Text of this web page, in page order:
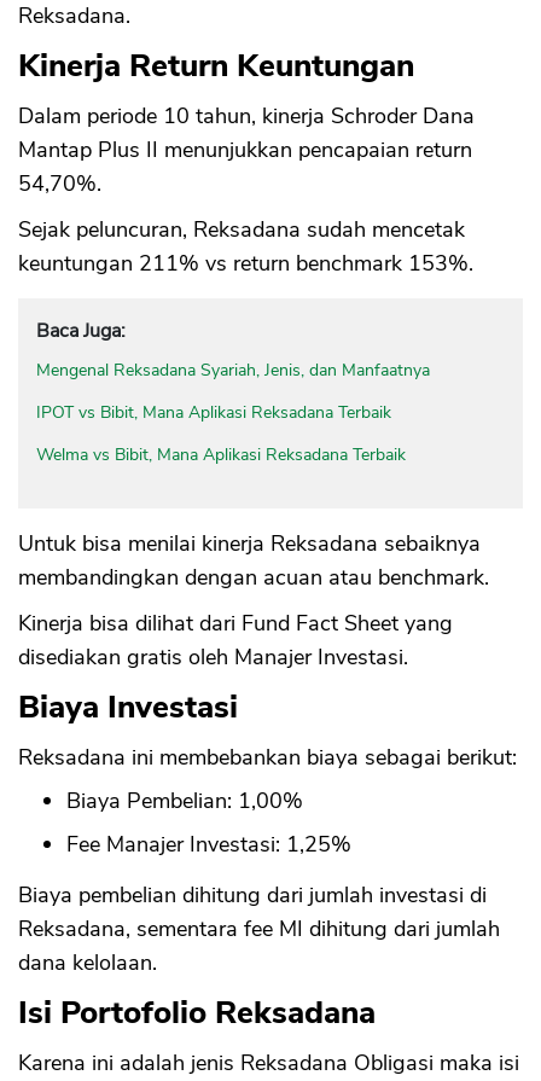
Reksadana.
Kinerja Return Keuntungan
Dalam periode 10 tahun, kinerja Schroder Dana
Mantap Plus II menunjukkan pencapaian return
54,70%.
Sejak peluncuran, Reksadana sudah mencetak
keuntungan 211% vs return benchmark 153%.
Baca Juga:
Mengenal Reksadana Syariah, Jenis, dan Manfaatnya
IPOT vs Bibit, Mana Aplikasi Reksadana Terbaik
Welma vs Bibit, Mana Aplikasi Reksadana Terbaik
Untuk bisa menilai kinerja Reksadana sebaiknya
membandingkan dengan acuan atau benchmark.
Kinerja bisa dilihat dari Fund Fact Sheet yang
disediakan gratis oleh Manajer Investasi.
Biaya Investasi
Reksadana ini membebankan biaya sebagai berikut:
Biaya Pembelian: 1,00%
Fee Manajer Investasi: 1,25%
Biaya pembelian dihitung dari jumlah investasi di
Reksadana, sementara fee MI dihitung dari jumlah
dana kelolaan.
Isi Portofolio Reksadana
Karena ini adalah jenis Reksadana Obligasi maka isi